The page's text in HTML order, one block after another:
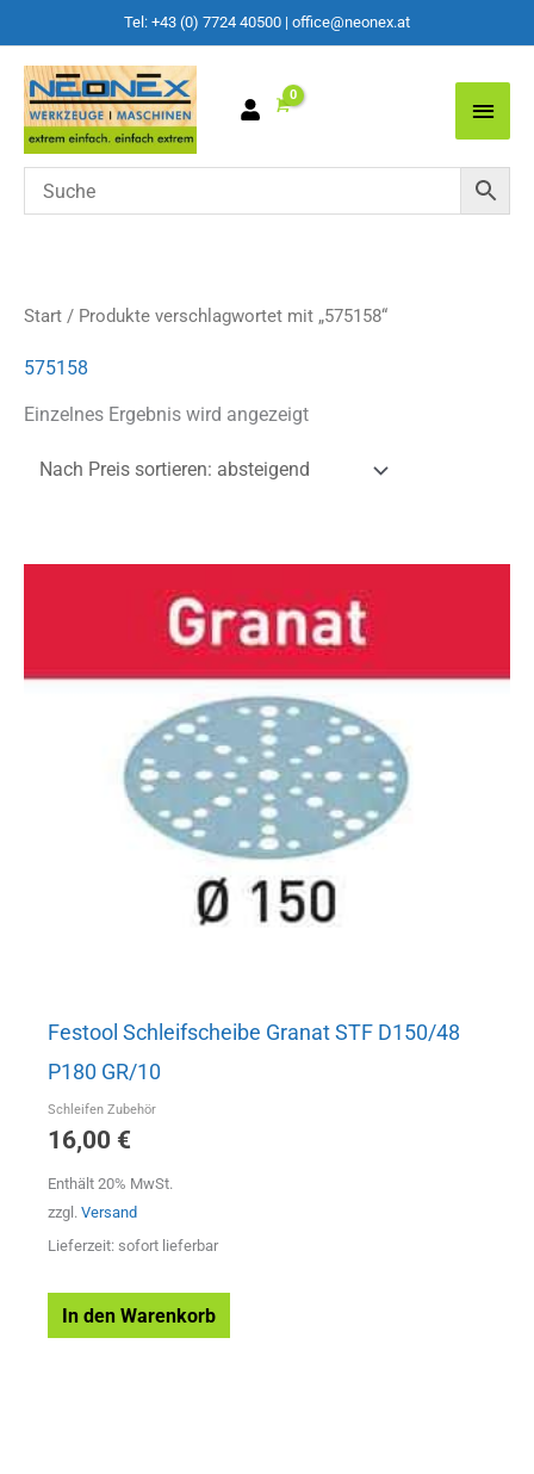
Tel: +43 (0) 7724 40500 | office@neonex.at
Main
Start / Produkte verschlagwortet mit „575158“
575158
Einzelnes Ergebnis wird angezeigt
Festool Schleifscheibe Granat STF D150/48
P180 GR/10
Schleifen Zubehör
16,00 €
Enthält 20% MwSt.
zzgl. Versand
Lieferzeit: sofort lieferbar
In den Warenkorb